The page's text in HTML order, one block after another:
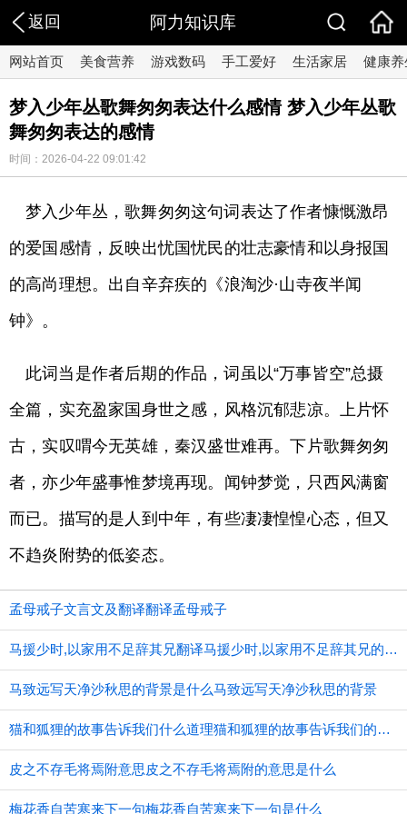
返回 阿力知识库
网站首页 美食营养 游戏数码 手工爱好 生活家居 健康养
梦入少年丛歌舞匆匆表达什么感情 梦入少年丛歌
舞匆匆表达的感情
时间：2026-04-22 09:01:42
梦入少年丛，歌舞匆匆这句词表达了作者慷慨激昂
的爱国感情，反映出忧国忧民的壮志豪情和以身报国
的高尚理想。出自辛弃疾的《浪淘沙·山寺夜半闻
钟》。
此词当是作者后期的作品，词虽以“万事皆空”总摄
全篇，实充盈家国身世之感，风格沉郁悲凉。上片怀
古，实叹喟今无英雄，秦汉盛世难再。下片歌舞匆匆
者，亦少年盛事惟梦境再现。闻钟梦觉，只西风满窗
而已。描写的是人到中年，有些凄凄惶惶心态，但又
不趋炎附势的低姿态。
孟母戒子文言文及翻译翻译孟母戒子
马援少时,以家用不足辞其兄翻译马援少时,以家用不足辞其兄的意思
马致远写天净沙秋思的背景是什么马致远写天净沙秋思的背景
猫和狐狸的故事告诉我们什么道理猫和狐狸的故事告诉我们的道理
皮之不存毛将焉附意思皮之不存毛将焉附的意思是什么
梅花香自苦寒来下一句梅花香自苦寒来下一句是什么